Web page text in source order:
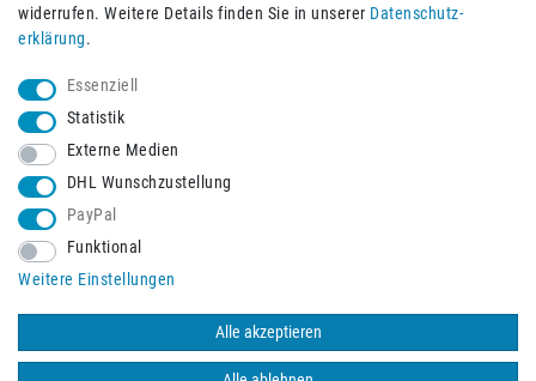
© 2026 Burbach+Goetz Deutsche Sanitätshaus GmbH
vorbehalten. Alle Preise verstehen sich inklusive der Mehrwertsteuer,
widerrufen. Weitere Details finden Sie in unserer Daten­schutz­
erklärung.
Essenziell
Statistik
Externe Medien
DHL Wunschzustellung
PayPal
Funktional
Weitere Einstellungen
Alle akzeptieren